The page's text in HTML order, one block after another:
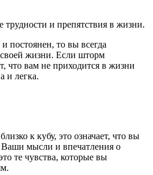
и препятствия в жизни.
постоянен, то вы всегда
жизни. Если шторм
что вам не приходится в жизни
и легка.
к кубу, это означает, что вы
мысли и впечатления о
те чувства, которые вы